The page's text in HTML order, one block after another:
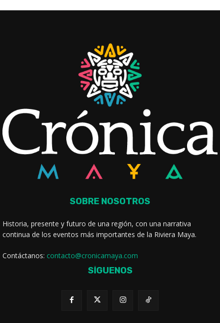
SOBRE NOSOTROS
Historia, presente y futuro de una región, con una narrativa
continua de los eventos más importantes de la Riviera Maya.
Contáctanos: contacto@cronicamaya.com
SÍGUENOS